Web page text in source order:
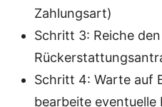
Zahlungsart)
Schritt 3: Reiche den
Schritt 4: Warte auf
bearbeite eventuelle